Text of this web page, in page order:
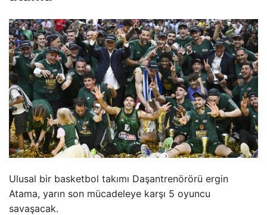
Ulusal bir basketbol takımı Daşantrenörörü ergin
Atama, yarın son mücadeleye karşı 5 oyuncu
savaşacak.